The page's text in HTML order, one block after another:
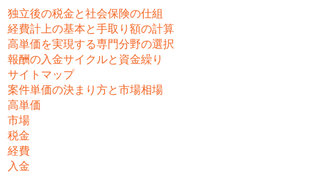
独立後の税金と社会保険の仕組
経費計上の基本と手取り額の計算
高単価を実現する専門分野の選択
報酬の入金サイクルと資金繰り
サイトマップ
案件単価の決まり方と市場相場
高単価
市場
税金
経費
入金